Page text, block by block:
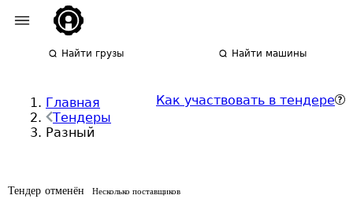
Найти грузы Найти машины
Главная
Тендеры
Разный
Как участвовать в тендере
Тендер отменён Несколько поставщиков